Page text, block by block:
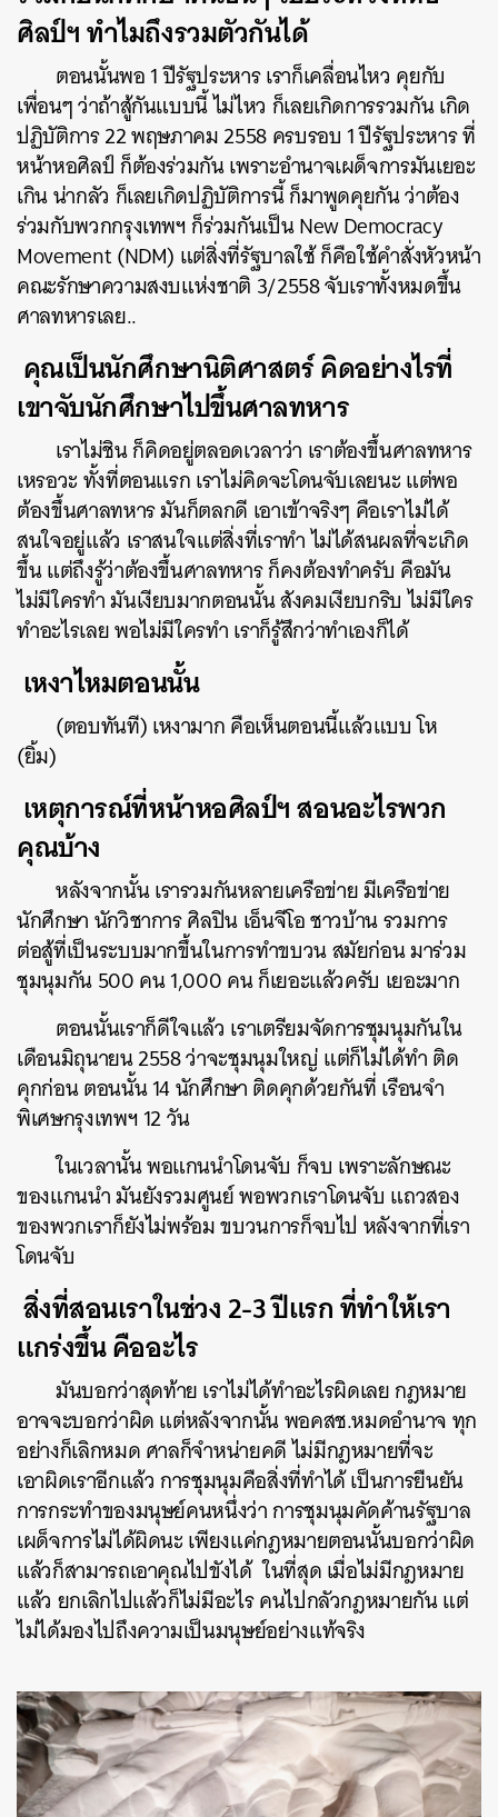
ศิลป์ฯ ทำไมถึงรวมตัวกันได้
ตอนนั้นพอ 1 ปีรัฐประหาร เราก็เคลื่อนไหว คุยกับ
เพื่อนๆ ว่าถ้าสู้กันแบบนี้ ไม่ไหว ก็เลยเกิดการรวมกัน เกิด
ปฏิบัติการ 22 พฤษภาคม 2558 ครบรอบ 1 ปีรัฐประหาร ที่
หน้าหอศิลป์ ก็ต้องร่วมกัน เพราะอำนาจเผด็จการมันเยอะ
เกิน น่ากลัว ก็เลยเกิดปฏิบัติการนี้ ก็มาพูดคุยกัน ว่าต้อง
ร่วมกับพวกกรุงเทพฯ ก็ร่วมกันเป็น New Democracy
Movement (NDM) แต่สิ่งที่รัฐบาลใช้ ก็คือใช้คำสั่งหัวหน้า
คณะรักษาความสงบแห่งชาติ 3/2558 จับเราทั้งหมดขึ้น
ศาลทหารเลย..
คุณเป็นนักศึกษานิติศาสตร์ คิดอย่างไรที่
เขาจับนักศึกษาไปขึ้นศาลทหาร
เราไม่ชิน ก็คิดอยู่ตลอดเวลาว่า เราต้องขึ้นศาลทหาร
เหรอวะ ทั้งที่ตอนแรก เราไม่คิดจะโดนจับเลยนะ แต่พอ
ต้องขึ้นศาลทหาร มันก็ตลกดี เอาเข้าจริงๆ คือเราไม่ได้
สนใจอยู่แล้ว เราสนใจแต่สิ่งที่เราทำ ไม่ได้สนผลที่จะเกิด
ขึ้น แต่ถึงรู้ว่าต้องขึ้นศาลทหาร ก็คงต้องทำครับ คือมัน
ไม่มีใครทำ มันเงียบมากตอนนั้น สังคมเงียบกริบ ไม่มีใคร
ทำอะไรเลย พอไม่มีใครทำ เราก็รู้สึกว่าทำเองก็ได้
เหงาไหมตอนนั้น
(ตอบทันที) เหงามาก คือเห็นตอนนี้แล้วแบบ โห
(ยิ้ม)
เหตุการณ์ที่หน้าหอศิลป์ฯ สอนอะไรพวก
คุณบ้าง
หลังจากนั้น เรารวมกันหลายเครือข่าย มีเครือข่าย
นักศึกษา นักวิชาการ ศิลปิน เอ็นจีโอ ชาวบ้าน รวมการ
ต่อสู้ที่เป็นระบบมากขึ้นในการทำขบวน สมัยก่อน มาร่วม
ชุมนุมกัน 500 คน 1,000 คน ก็เยอะแล้วครับ เยอะมาก
ตอนนั้นเราก็ดีใจแล้ว เราเตรียมจัดการชุมนุมกันใน
เดือนมิถุนายน 2558 ว่าจะชุมนุมใหญ่ แต่ก็ไม่ได้ทำ ติด
คุกก่อน ตอนนั้น 14 นักศึกษา ติดคุกด้วยกันที่ เรือนจำ
พิเศษกรุงเทพฯ 12 วัน
ในเวลานั้น พอแกนนำโดนจับ ก็จบ เพราะลักษณะ
ของแกนนำ มันยังรวมศูนย์ พอพวกเราโดนจับ แถวสอง
ของพวกเราก็ยังไม่พร้อม ขบวนการก็จบไป หลังจากที่เรา
โดนจับ
สิ่งที่สอนเราในช่วง2-3 ปีแรก ที่ทำให้เรา
แกร่งขึ้น คืออะไร
มันบอกว่าสุดท้าย เราไม่ได้ทำอะไรผิดเลย กฎหมาย
อาจจะบอกว่าผิด แต่หลังจากนั้น พอคสช.หมดอำนาจ ทุก
อย่างก็เลิกหมด ศาลก็จำหน่ายคดี ไม่มีกฎหมายที่จะ
เอาผิดเราอีกแล้ว การชุมนุมคือสิ่งที่ทำได้ เป็นการยืนยัน
การกระทำของมนุษย์คนหนึ่งว่า การชุมนุมคัดค้านรัฐบาล
เผด็จการไม่ได้ผิดนะ เพียงแค่กฎหมายตอนนั้นบอกว่าผิด
แล้วก็สามารถเอาคุณไปขังได้ ในที่สุด เมื่อไม่มีกฎหมาย
แล้ว ยกเลิกไปแล้วก็ไม่มีอะไร คนไปกลัวกฎหมายกัน แต่
ไม่ได้มองไปถึงความเป็นมนุษย์อย่างแท้จริง